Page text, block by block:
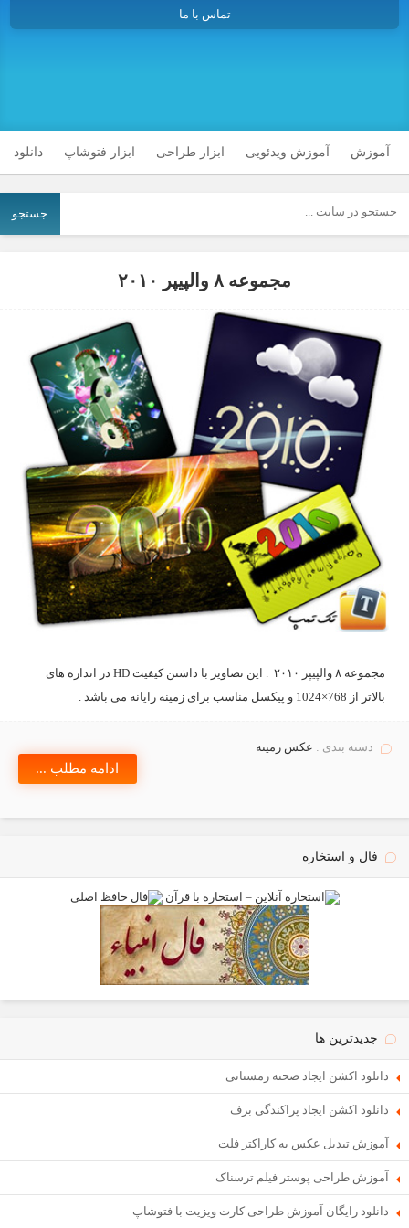
تماس با ما
آموزش آموزش ویدئویی ابزار طراحی ابزار فتوشاپ دانلود
جستجو
مجموعه ۸ والپیپر ۲۰۱۰
مجموعه ۸ والپیپر ۲۰۱۰ . این تصاویر با داشتن کیفیت HD در اندازه های
بالاتر از 768×1024 و پیکسل مناسب برای زمینه رایانه می باشد .
دسته بندی : عكس زمينه
ادامه مطلب ...
فال و استخاره
جدیدترین ها
دانلود اکشن ایجاد صحنه زمستانی
دانلود اکشن ایجاد پراکندگی برف
آموزش تبدیل عکس به کاراکتر فلت
آموزش طراحی پوستر فیلم ترسناک
دانلود رایگان آموزش طراحی کارت ویزیت با فتوشاپ